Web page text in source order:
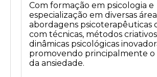
Com formação em psicologia e
especialização em diversas
abordagens psicoterapêuticas
com técnicas, métodos
dinâmicas psicológicas
promovendo principalmente
da ansiedade.